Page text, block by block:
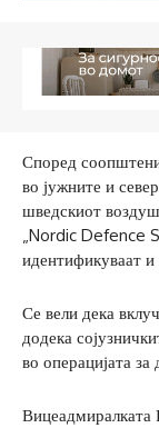
Според
во јужните и
шведскиот
„Nordic Defence
идентификуваат и
Се вели дека
додека
во операцијата
Вицеадмиралката